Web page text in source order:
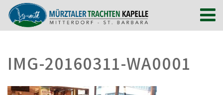
IMG-20160311-WA0001